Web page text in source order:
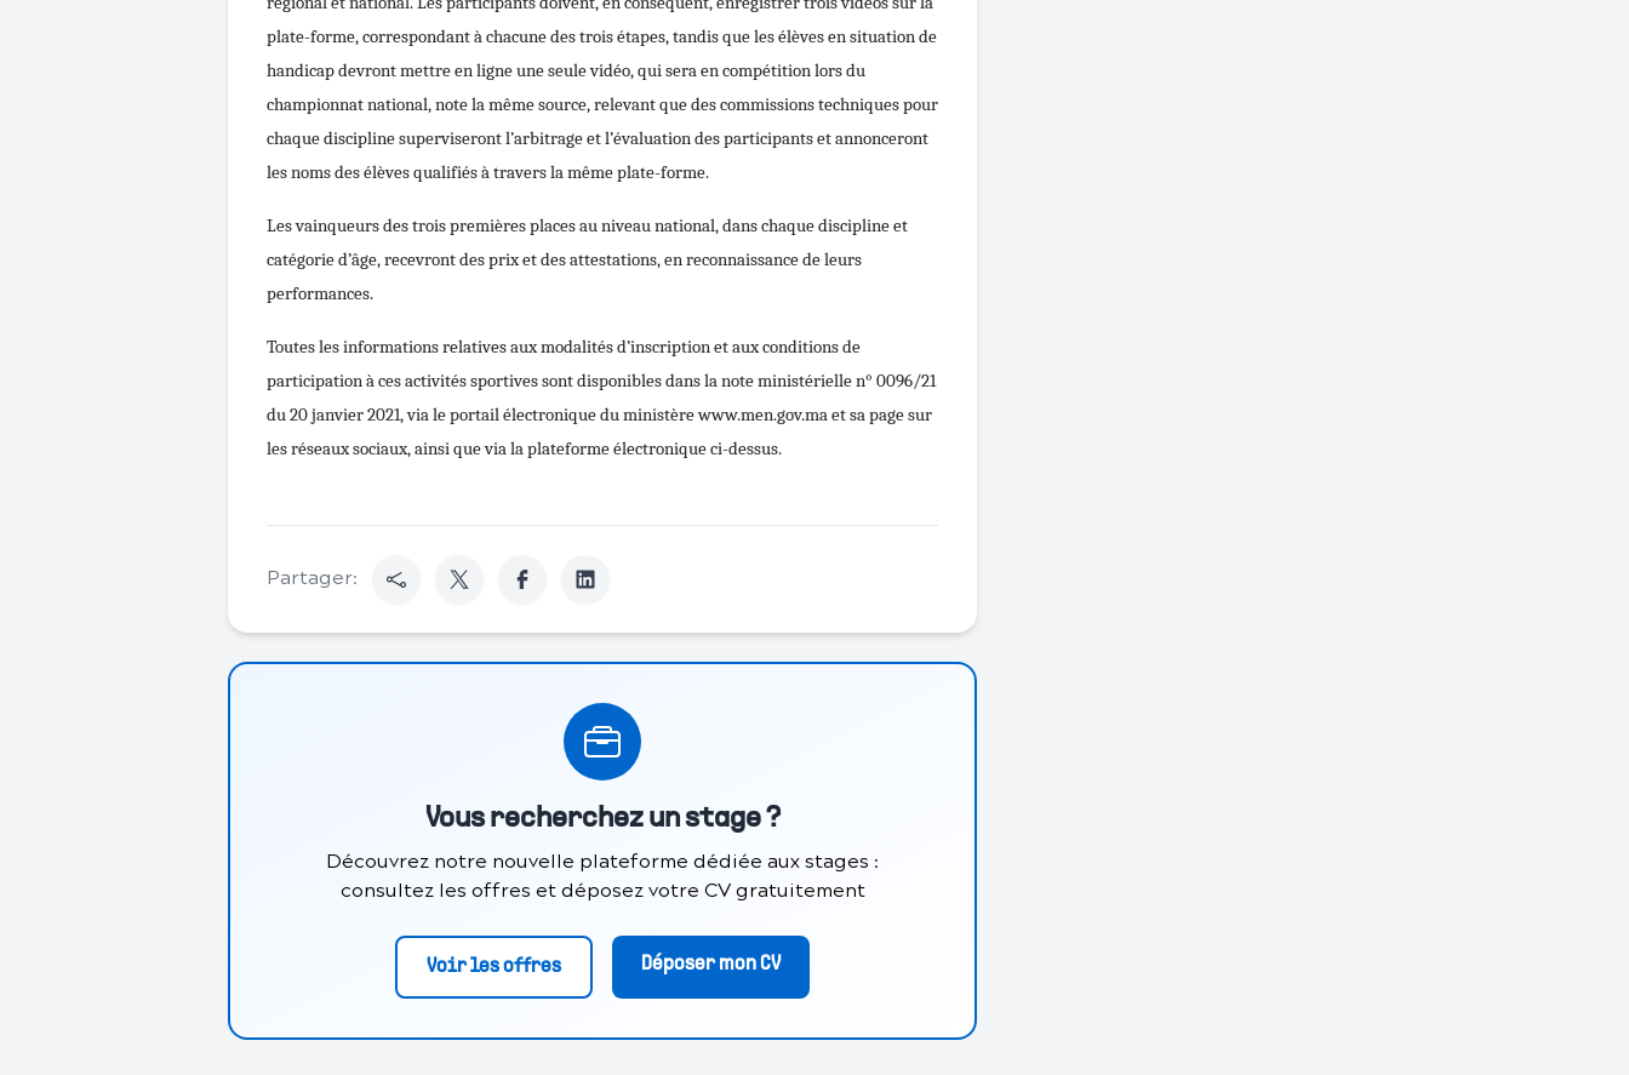
plate-forme, correspondant à chacune des trois étapes, tandis que les élèves en situation de
handicap devront mettre en ligne une seule vidéo, qui sera en compétition lors du
championnat national, note la même source, relevant que des commissions techniques pour
chaque discipline superviseront l’arbitrage et l’évaluation des participants et annonceront
les noms des élèves qualifiés à travers la même plate-forme.
Les vainqueurs des trois premières places au niveau national, dans chaque discipline et
catégorie d’âge, recevront des prix et des attestations, en reconnaissance de leurs
performances.
Toutes les informations relatives aux modalités d’inscription et aux conditions de
participation à ces activités sportives sont disponibles dans la note ministérielle n° 0096/21
du 20 janvier 2021, via le portail électronique du ministère www.men.gov.ma et sa page sur
les réseaux sociaux, ainsi que via la plateforme électronique ci-dessus.
Partager:
Vous recherchez un stage ?
Découvrez notre nouvelle plateforme dédiée aux stages :
consultez les offres et déposez votre CV gratuitement
Voir les offres Déposer mon CV